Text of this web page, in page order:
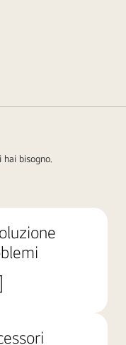
bisogno.